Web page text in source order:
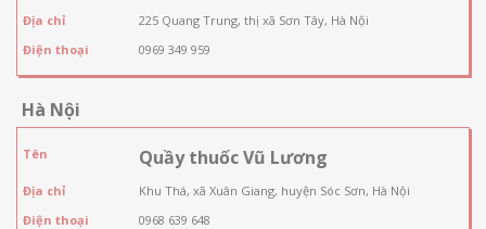
Địa chỉ
225 Quang Trung, thị xã Sơn Tây, Hà Nội
Điện thoại
0969 349 959
Hà Nội
Tên Quầy thuốc Vũ Lương
Địa chỉ
Khu Thá, xã Xuân Giang, huyện Sóc Sơn, Hà Nội
Điện thoại
0968 639 648